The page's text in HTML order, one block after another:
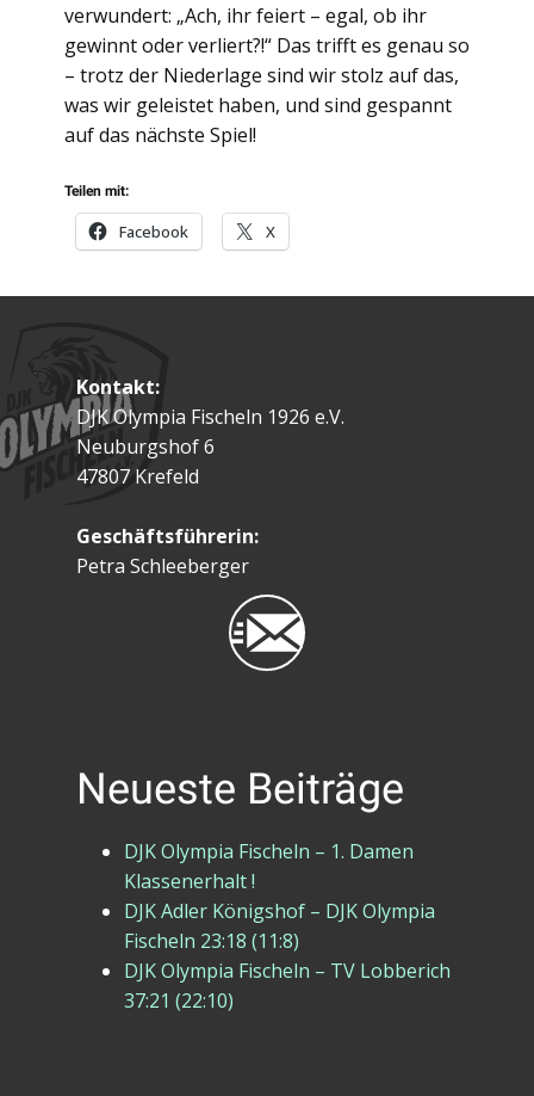
verwundert: „Ach, ihr feiert – egal, ob ihr
gewinnt oder verliert?!“ Das trifft es genau so
– trotz der Niederlage sind wir stolz auf das,
was wir geleistet haben, und sind gespannt
auf das nächste Spiel!
Teilen mit:
Facebook X
Kontakt:
DJK Olympia Fischeln 1926 e.V.
Neuburgshof 6
47807 Krefeld
Geschäftsführerin:
Petra Schleeberger
Neueste Beiträge
DJK Olympia Fischeln – 1. Damen
Klassenerhalt !
DJK Adler Königshof – DJK Olympia
Fischeln 23:18 (11:8)
DJK Olympia Fischeln – TV Lobberich
37:21 (22:10)